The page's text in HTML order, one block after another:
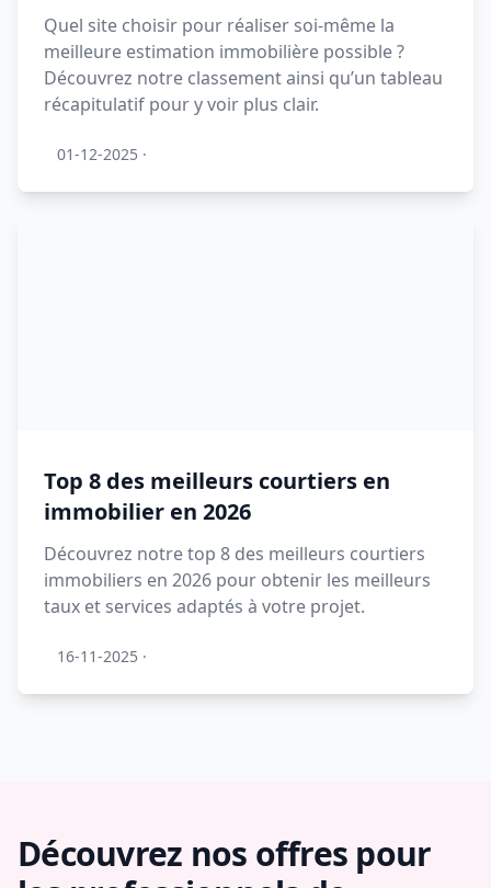
Quel site choisir pour réaliser soi-même la
meilleure estimation immobilière possible ?
Découvrez notre classement ainsi qu’un tableau
récapitulatif pour y voir plus clair.
01-12-2025 ·
Top 8 des meilleurs courtiers en
immobilier en 2026
Découvrez notre top 8 des meilleurs courtiers
immobiliers en 2026 pour obtenir les meilleurs
taux et services adaptés à votre projet.
16-11-2025 ·
Découvrez nos offres pour